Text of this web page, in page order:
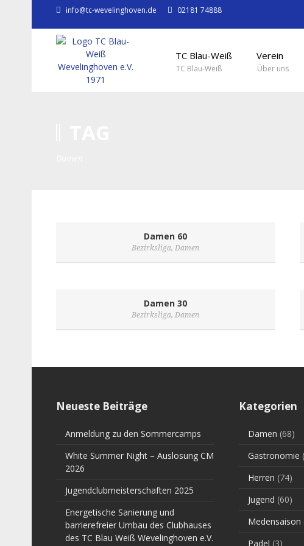
info@tc-wevelinghoven.de 02181 74888
TC Blau-Weiß
TC Blau-Weiß
Verein
Über uns
Damen 60
Bezirksliga,Damen
Damen 30
Bezirksliga,Damen
Neueste Beiträge
Anmeldung zu den Sommercamps
White Summer Night – Auslosung CM
2026
Jugendclubmeisterschaften 2025
Energetische Sanierung und
barrierefreier Umbau des Clubhauses
des TC Blau Weiß Wevelinghoven e.V.
Kategorien
Damen (68)
Gastronomie
Herren (74)
Jugend (60)
Medensaison
Padel (3)